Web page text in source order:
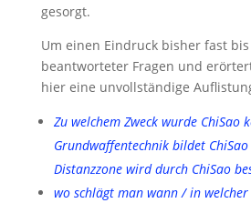
gesorgt.
Um einen Eindruck bisher fast
beantworteter Fragen und
hier eine unvollständige
Zu welchem Zweck wurde ChiSao
Grundwaffentechnik bildet
Distanzzone wird durch ChiSao
wo schlägt man wann / in